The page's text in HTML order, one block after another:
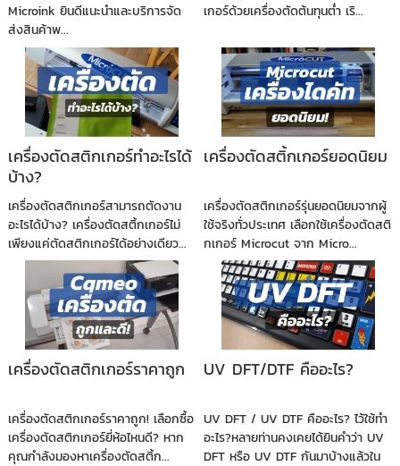
Microink ยินดีแนะนำและบริการจัด
ส่งสินค้าพ...
เกอร์ด้วยเครื่องตัดต้นทุนต่ำ เริ...
เครื่องตัดสติกเกอร์ทำอะไรได้
บ้าง?
เครื่องตัดสติกเกอร์สามารถตัดงาน
อะไรได้บ้าง? เครื่องตัดสติ้กเกอร์ไม่
เพียงแค่ตัดสติกเกอร์ได้อย่างเดียว...
เครื่องตัดสติ้กเกอร์ยอดนิยม
เครื่องตัดสติกเกอร์รุ่นยอดนิยมจากผู้
ใช้จริงทั่วประเทศ เลือกใช้เครื่องตัดสติ
กเกอร์ Microcut จาก Micro...
เครื่องตัดสติกเกอร์ราคาถูก
เครื่องตัดสติกเกอร์ราคาถูก! เลือกซื้อ
เครื่องตัดสติกเกอร์ยี่ห้อไหนดี? หาก
คุณกำลังมองหาเครื่องตัดสติ้ก...
UV DFT/DTF คืออะไร?
UV DFT / UV DTF คืออะไร? ไว้ใช้ทำ
อะไร?หลายท่านคงเคยได้ยินคำว่า UV
DFT หรือ UV DTF กันมาบ้างแล้วใน